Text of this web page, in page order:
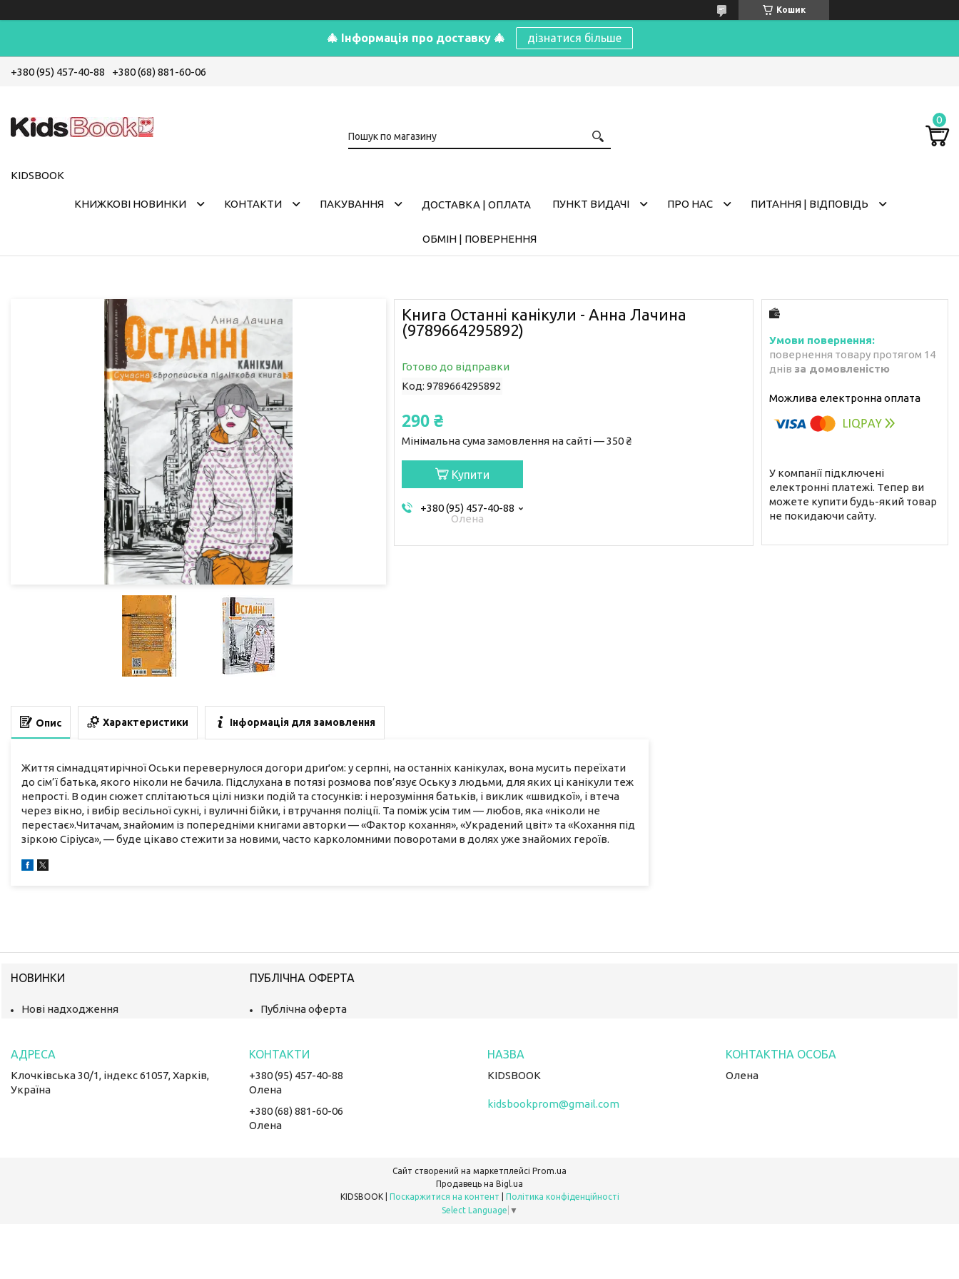
Кошик
🎄 Інформація про доставку 🎄 дізнатися більше
+380 (95) 457-40-88 +380 (68) 881-60-06
KIDSBOOK
КНИЖКОВІ НОВИНКИ КОНТАКТИ ПАКУВАННЯ ДОСТАВКА | ОПЛАТА ПУНКТ ВИДАЧІ ПРО НАС ПИТАННЯ | ВІДПОВІДЬ
ОБМІН | ПОВЕРНЕННЯ
Книга Останні канікули - Анна Лачина
(9789664295892)
Готово до відправки
Код: 9789664295892
290 ₴
Мінімальна сума замовлення на сайті — 350 ₴
Купити
+380 (95) 457-40-88
Олена
повернення товару протягом 14
днів за домовленістю
У компанії підключені
електронні платежі. Тепер ви
можете купити будь-який товар
не покидаючи сайту.
Опис Характеристики Інформація для замовлення
Життя сімнадцятирічної Оськи перевернулося догори дриґом: у серпні, на останніх канікулах, вона мусить переїхати
до сім’ї батька, якого ніколи не бачила. Підслухана в потязі розмова пов’язує Оську з людьми, для яких ці канікули теж
непрості. В один сюжет сплітаються цілі низки подій та стосунків: і нерозуміння батьків, і виклик «швидкої», і втеча
через вікно, і вибір весільної сукні, і вуличні бійки, і втручання поліції. Та поміж усім тим — любов, яка «ніколи не
перестає».Читачам, знайомим із попередніми книгами авторки — «Фактор кохання», «Украдений цвіт» та «Кохання під
зіркою Сіріуса», — буде цікаво стежити за новими, часто карколомними поворотами в долях уже знайомих героїв.
НОВИНКИ
Нові надходження
ПУБЛІЧНА ОФЕРТА
Публічна оферта
Клочківська 30/1, індекс 61057, Харків,
Україна
+380 (95) 457-40-88
Олена
+380 (68) 881-60-06
Олена
KIDSBOOK
kidsbookprom@gmail.com
Олена
Сайт створений на маркетплейсі Prom.ua
Продавець на Bigl.ua
Поскаржитися на контент
Політика конфіденційності
Select Language ▼